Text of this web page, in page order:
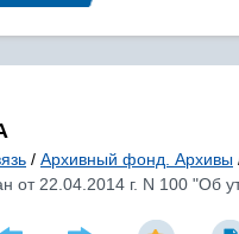
/ Архивный фонд. Архивы
от 22.04.2014 г. N 100